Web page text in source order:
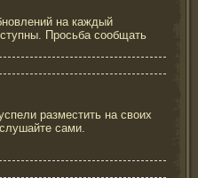
на каждый
Просьба сообщать
разместить на своих
сами.